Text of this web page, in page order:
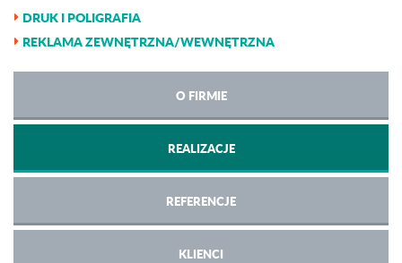
DRUK I POLIGRAFIA
REKLAMA ZEWNĘTRZNA/WEWNĘTRZNA
O FIRMIE
REALIZACJE
REFERENCJE
KLIENCI